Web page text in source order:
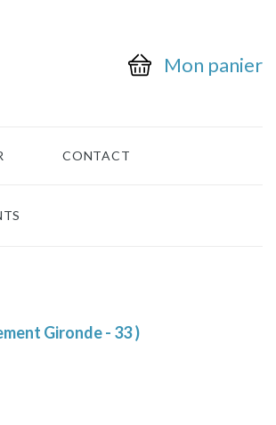
Mon panier
CONTACT
Gironde - 33 )